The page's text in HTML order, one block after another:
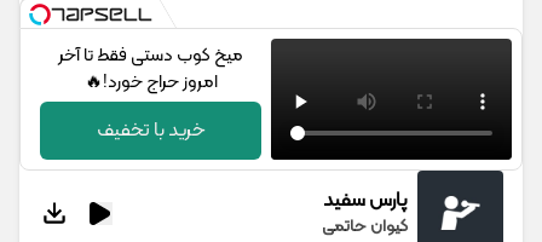
میخ کوب دستی فقط تا آخر
امروز حراج خورد!🔥
خرید با تخفیف
پارس سفید
کیوان حاتمی